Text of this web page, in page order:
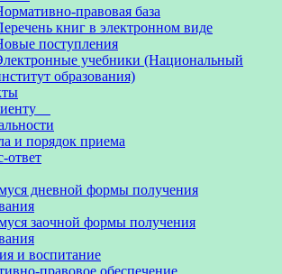
правовая база
книг в электронном виде
поступления
учебники (Национальный
образования)
и порядок приема
ответ
дневной формы получения
заочной формы получения
и воспитание
правовое обеспечение